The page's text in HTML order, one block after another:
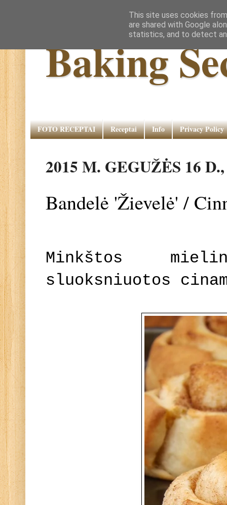
Baking
FOTO RECEPTAI Receptai Info Privacy Policy
2015 M. GEGUŽĖS 16
Bandelė 'Žievelė' /
Minkštos
sluoksniuotos
This site uses cookies
are shared with Google
statistics, and to detect